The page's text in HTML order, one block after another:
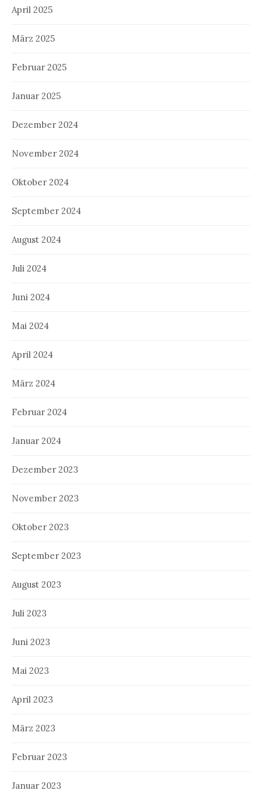
April 2025
März 2025
Februar 2025
Januar 2025
Dezember 2024
November 2024
Oktober 2024
September 2024
August 2024
Juli 2024
Juni 2024
Mai 2024
April 2024
März 2024
Februar 2024
Januar 2024
Dezember 2023
November 2023
Oktober 2023
September 2023
August 2023
Juli 2023
Juni 2023
Mai 2023
April 2023
März 2023
Februar 2023
Januar 2023